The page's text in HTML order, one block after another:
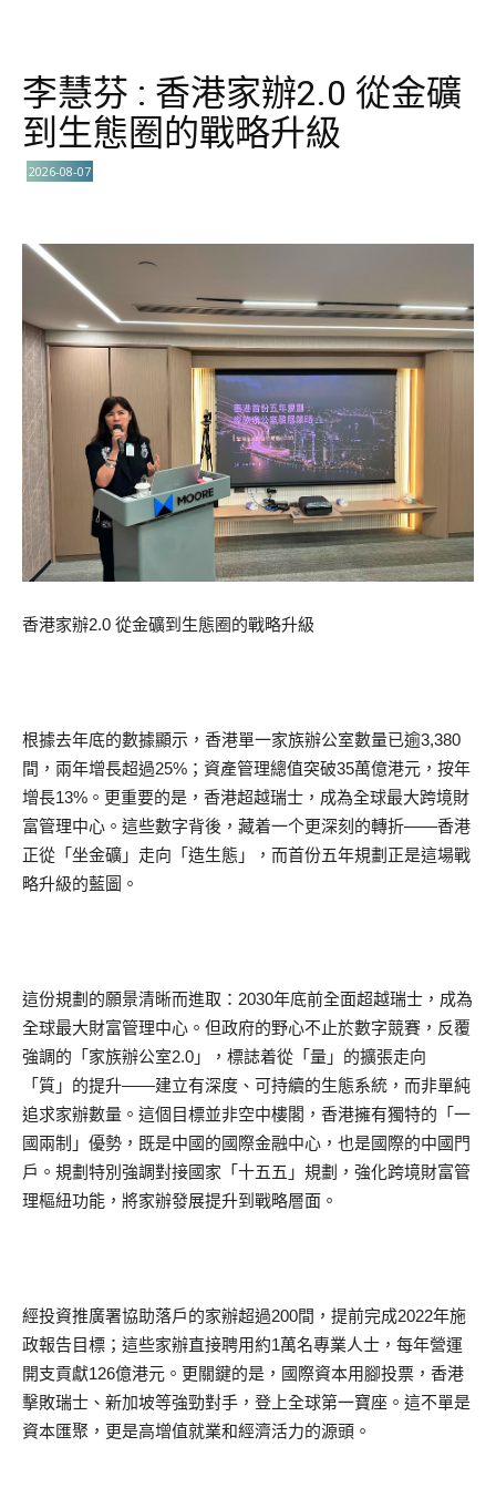
李慧芬 : 香港家辦2.0 從金礦
到生態圈的戰略升級
2026-08-07
香港家辦2.0 從金礦到生態圈的戰略升級
根據去年底的數據顯示，香港單一家族辦公室數量已逾3,380
間，兩年增長超過25%；資產管理總值突破35萬億港元，按年
增長13%。更重要的是，香港超越瑞士，成為全球最大跨境財
富管理中心。這些數字背後，藏着一个更深刻的轉折——香港
正從「坐金礦」走向「造生態」，而首份五年規劃正是這場戰
略升級的藍圖。
這份規劃的願景清晰而進取：2030年底前全面超越瑞士，成為
全球最大財富管理中心。但政府的野心不止於數字競賽，反覆
強調的「家族辦公室2.0」，標誌着從「量」的擴張走向
「質」的提升——建立有深度、可持續的生態系統，而非單純
追求家辦數量。這個目標並非空中樓閣，香港擁有獨特的「一
國兩制」優勢，既是中國的國際金融中心，也是國際的中國門
戶。規劃特別強調對接國家「十五五」規劃，強化跨境財富管
理樞紐功能，將家辦發展提升到戰略層面。
經投資推廣署協助落戶的家辦超過200間，提前完成2022年施
政報告目標；這些家辦直接聘用約1萬名專業人士，每年營運
開支貢獻126億港元。更關鍵的是，國際資本用腳投票，香港
擊敗瑞士、新加坡等強勁對手，登上全球第一寶座。這不單是
資本匯聚，更是高增值就業和經濟活力的源頭。